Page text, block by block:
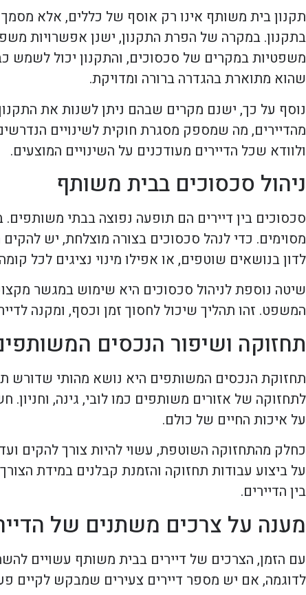
תקנון בית משותף אינו רק אוסף של כללים, אלא
בתקנון. במקרה של הפרת התקנון, ישנן אפשרויות
משפטיות במקרים של סכסוכים, והתקנון יכול לשמש
שהוא מתוארת בהגדרה ברורה ומדויקת.
נוסף על כך, ישנם מקרים שבהם ניתן לשנות את
מהדיירים, מה שמספק מסגרת חוקית לשינויים
ולוודא שכל הדיירים מעודכנים על השינויים המוצעים.
ניהול סכסוכים בבית משותף
סכסוכים בין דיירים הם תופעה נפוצה בבתי
מסוימים. כדי לנהל סכסוכים בצורה מוצלחת, יש
לדון בנושאים שוטפים, או אפילו מינוי נציגים לכל
שיטה נוספת לניהול סכסוכים היא שימוש במגשר
המשפט. זהו תהליך שיכול לחסוך זמן וכסף, ומקנה
תחזוקה ושיפור הנכסים
תחזוקת הנכסים המשותפים היא נושא מהותי שדורש
לתחזוקה של אזורים משותפים כמו לובי, גינה,
על איכות החיים של כולם.
כחלק מהתחזוקה השוטפת, עשוי להיות צורך להקים
על ביצוע עבודות תחזוקה והזמנת קבלנים במידת
בין הדיירים.
מענה על צרכים משתנים של
עם הזמן, הצרכים של דיירים בבית משותף עשויים
לדוגמה, אם יש מספר דיירים צעירים שמבקש לקיים